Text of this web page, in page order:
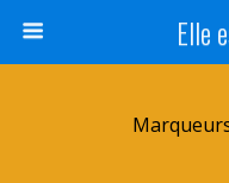
Elle